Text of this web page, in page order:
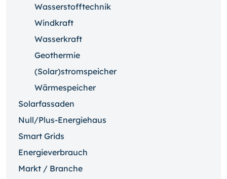
Wasserstofftechnik
Windkraft
Wasserkraft
Geothermie
(Solar)stromspeicher
Wärmespeicher
Solarfassaden
Null/Plus-Energiehaus
Smart Grids
Energieverbrauch
Markt / Branche